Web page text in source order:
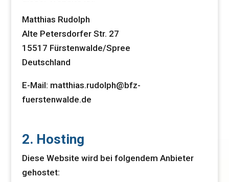
Matthias Rudolph
Alte Petersdorfer Str. 27
15517 Fürstenwalde/Spree
Deutschland
E-Mail: matthias.rudolph@bfz-
fuerstenwalde.de
2. Hosting
Diese Website wird bei folgendem Anbieter
gehostet: